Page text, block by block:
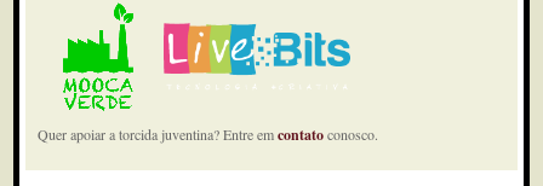
Quer apoiar a torcida juventina? Entre emcontatoconosco.